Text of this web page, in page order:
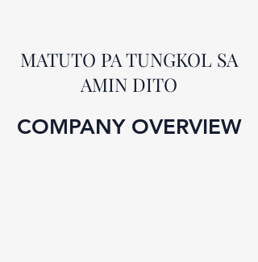
MATUTO PA TUNGKOL SA
AMIN DITO
COMPANY OVERVIEW